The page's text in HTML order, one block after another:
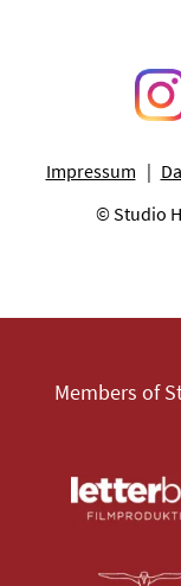
Impressum
© Studio
Members of